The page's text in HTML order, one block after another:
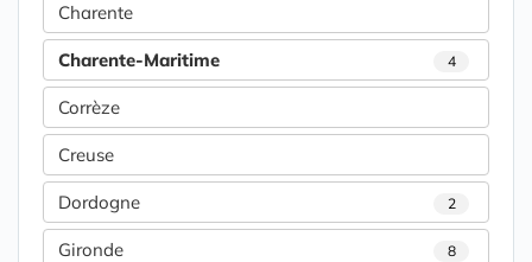
Charente
Charente-Maritime 4
Corrèze
Creuse
Dordogne 2
Gironde 8